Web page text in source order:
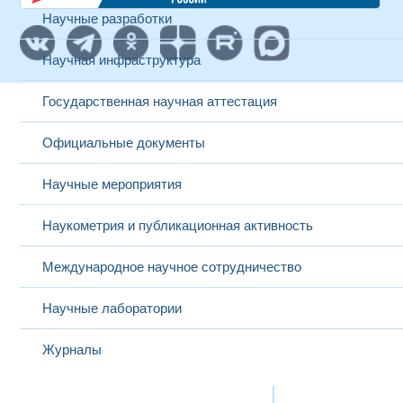
Научные разработки
Научная инфраструктура
Государственная научная аттестация
Официальные документы
Научные мероприятия
Наукометрия и публикационная активность
Международное научное сотрудничество
Научные лаборатории
Журналы